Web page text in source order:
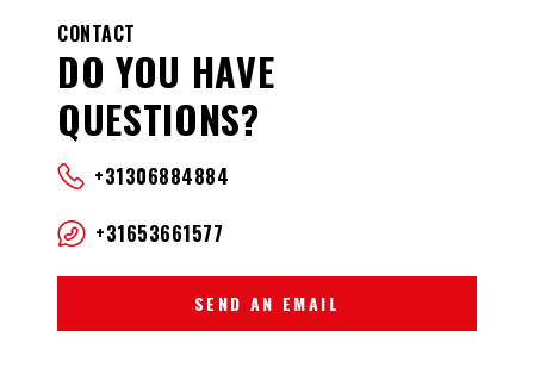
CONTACT
DO YOU HAVE
QUESTIONS?
+31306884884
+31653661577
SEND AN EMAIL